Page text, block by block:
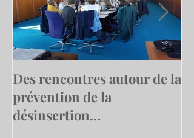
Des rencontres autour de la
prévention de la
désinsertion